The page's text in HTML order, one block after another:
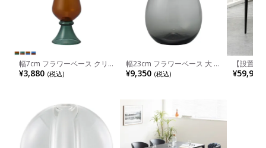
幅7cm フラワーベース クリ
ア ガラス 花瓶 一輪挿し 花器
オブジェ フラワーポット 花
¥3,880 (税込)
幅23cm フラワーベース 大 ク
リア ガラス 花瓶 一輪挿し 花
器 オブジェ フラワーポット
グレー 完成品
¥9,350 (税込)
【設置
ック ダイ
理石調
¥59,900